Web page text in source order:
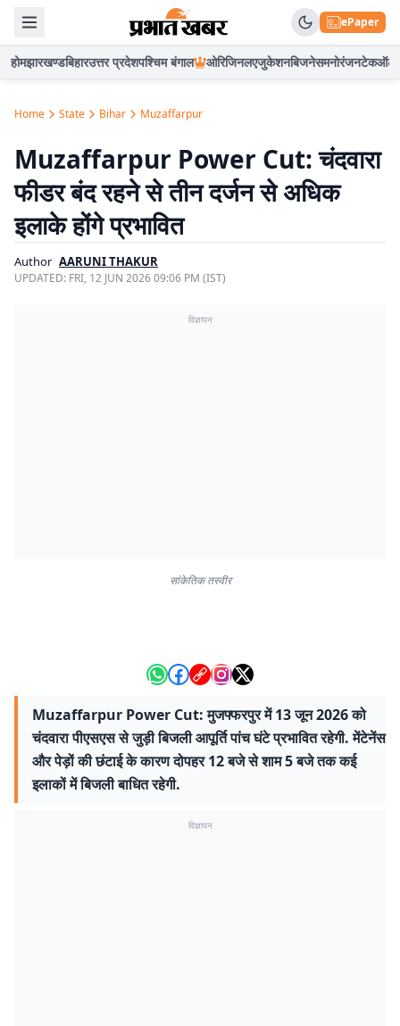
ePaper
होमझारखण्डबिहारउत्तर प्रदेशपश्चिम बंगाल ओरिजिनलएजुकेशनबिजनेसमनोरंजनटेकऑटो
Home State Bihar Muzaffarpur
Muzaffarpur Power Cut: चंदवारा
फीडर बंद रहने से तीन दर्जन से अधिक
इलाके होंगे प्रभावित
Author AARUNI THAKUR
UPDATED: FRI, 12 JUN 2026 09:06 PM (IST)
विज्ञापन
सांकेतिक तस्वीर
Muzaffarpur Power Cut: मुजफ्फरपुर में 13 जून 2026 को
चंदवारा पीएसएस से जुड़ी बिजली आपूर्ति पांच घंटे प्रभावित रहेगी. मेंटेनेंस
और पेड़ों की छंटाई के कारण दोपहर 12 बजे से शाम 5 बजे तक कई
इलाकों में बिजली बाधित रहेगी.
विज्ञापन